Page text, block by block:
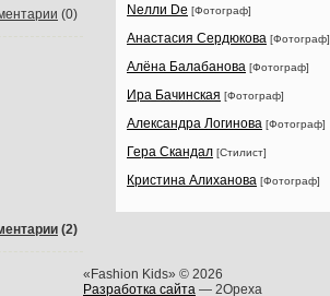
(0)
(2)
Nелли Dе [Фотограф]
Анастасия Сердюкова [Фотограф]
Алёна Балабанова [Фотограф]
Ира Бачинская [Фотограф]
Александра Логинова [Фотограф]
Гера Скандал [Стилист]
Кристина Алиханова [Фотограф]
«Fashion Kids» © 2026
Разработка сайта — 2Opexa